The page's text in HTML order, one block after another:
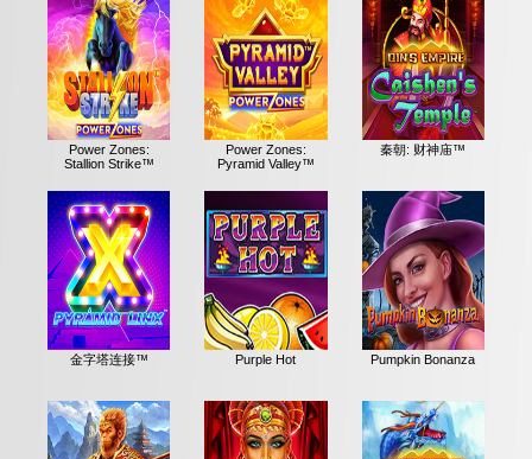
Power Zones:
Stallion Strike™
Power Zones:
Pyramid Valley™
秦朝: 财神庙™
金字塔连接™ Purple Hot Pumpkin Bonanza